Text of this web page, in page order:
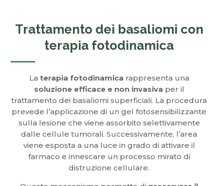
Trattamento dei basaliomi con
terapia fotodinamica
La terapia fotodinamica rappresenta una
soluzione efficace e non invasiva per il
trattamento dei basaliomi superficiali. La procedura
prevede l’applicazione di un gel fotosensibilizzante
sulla lesione che viene assorbito selettivamente
dalle cellule tumorali. Successivamente, l’area
viene esposta a una luce in grado di attivare il
farmaco e innescare un processo mirato di
distruzione cellulare.